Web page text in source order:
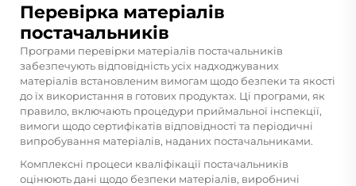
Перевірка матеріалів
постачальників
Програми перевірки матеріалів постачальників
забезпечують відповідність усіх надходжуваних
матеріалів встановленим вимогам щодо безпеки та якості
до їх використання в готових продуктах. Ці програми, як
правило, включають процедури приймальної інспекції,
вимоги щодо сертифікатів відповідності та періодичні
випробування матеріалів, наданих постачальниками.
Комплексні процеси кваліфікації постачальників
оцінюють дані щодо безпеки матеріалів, виробничі